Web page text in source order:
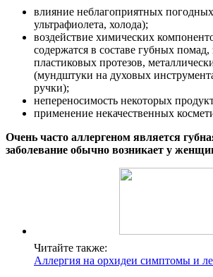
влияние неблагоприятных
ультрафиолета, холода);
воздействие химических
содержатся в составе губных помад,
пластиковых протезов,
(мундштуки на духовых
ручки);
непереносимость некоторых
применение некачественных
Очень часто аллергеном является
заболевание обычно возникает у
Читайте также:
Аллергия на орхидеи симптомы и